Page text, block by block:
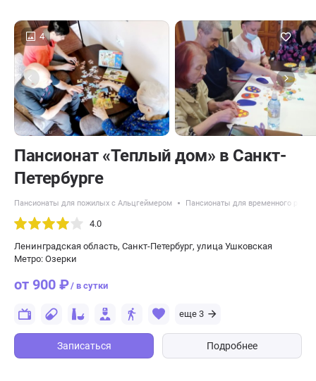
4
Пансионат «Теплый дом» в Санкт-
Петербурге
Пансионаты для пожилых с Альцгеймером Пансионаты для временного
4.0
Ленинградская область, Санкт-Петербург, улица Ушковская
Метро: Озерки
от 900 ₽/ в сутки
еще 3
Записаться Подробнее